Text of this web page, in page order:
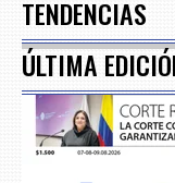
TENDENCIAS
ÚLTIMA